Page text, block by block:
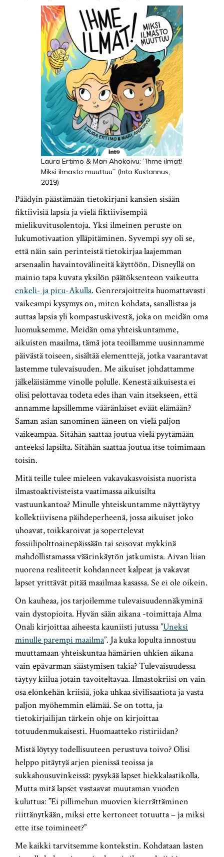
Laura Ertimo & Mari Ahokoivu: ”Ihme ilmat!
Miksi ilmasto muuttuu” (Into Kustannus,
2019)
Päädyin päästämään tietokirjani kansien sisään
fiktiivisiä lapsia ja vielä fiktiivisempiä
mielikuvitusolentoja. Yksi ilmeinen peruste on
lukumotivaation ylläpitäminen. Syvempi syy oli se,
että näin sain perinteistä tietokirjaa laajemman
arsenaalin havaintovälineitä käyttöön. Disneyllä on
mainio tapa kuvata yksilön päätöksenteon vaikeutta
enkeli- ja piru-Akulla. Genrerajoitteita huomattavasti
vaikeampi kysymys on, miten kohdata, sanallistaa ja
auttaa lapsia yli kompastuskivestä, joka on meidän oma
luomuksemme. Meidän oma yhteiskuntamme,
aikuisten maailma, tämä jota teoillamme uusinnamme
päivästä toiseen, sisältää elementtejä, jotka vaarantavat
lastemme tulevaisuuden. Me aikuiset johdattamme
jälkeläisiämme vinolle polulle. Kenestä aikuisesta ei
olisi pelottavaa todeta edes ihan vain itsekseen, että
annamme lapsillemme vääränlaiset eväät elämään?
Saman asian sanominen ääneen on vielä paljon
vaikeampaa. Sitähän saattaa joutua vielä pyytämään
anteeksi lapsilta. Sitähän saattaa joutua itse toimimaan
toisin.
Mitä teille tulee mieleen vakavakasvoisista nuorista
ilmastoaktivisteista vaatimassa aikuisilta
vastuunkantoa? Minulle yhteiskuntamme näyttäytyy
kollektiivisena päihdeperheenä, jossa aikuiset joko
uhoavat, toikkaroivat ja sopertelevat
fossiilipolttoainepäissään tai seisovat mykkinä
mahdollistamassa väärinkäytön jatkumista. Aivan liian
nuorena realiteetit kohdanneet kalpeat ja vakavat
lapset yrittävät pitää maailmaa kasassa. Se ei ole oikein.
On kauheaa, jos tarjoilemme tulevaisuudennäkyminä
vain dystopioita. Hyvän sään aikana -toimittaja Alma
Onali kirjoittaa aiheesta kauniisti jutussa ”Uneksi
minulle parempi maailma”. Ja kuka lopulta innostuu
muuttamaan yhteiskuntaa hämärien uhkien aikana
vain epävarman säästymisen takia? Tulevaisuudessa
täytyy kiilua jotain tavoiteltavaa. Ilmastokriisi on vain
osa elonkehän kriisiä, joka uhkaa sivilisaatiota ja vasta
paljon myöhemmin elämää. Se on totta, ja
tietokirjailijan tärkein ohje on kirjoittaa
totuudenmukaisesti. Huomaatteko ristiriidan?
Mistä löytyy todellisuuteen perustuva toivo? Olisi
helppo pitäytyä arjen pienissä teoissa ja
sukkahousuvinkeissä: pysykää lapset hiekkalaatikolla.
Mutta mitä lapset vastaavat muutaman vuoden
kuluttua: ”Ei pillimehun muovien kierrättäminen
riittänytkään, miksi ette kertoneet totuutta – ja miksi
ette itse toimineet?”
Me kaikki tarvitsemme kontekstin. Kohdataan lasten